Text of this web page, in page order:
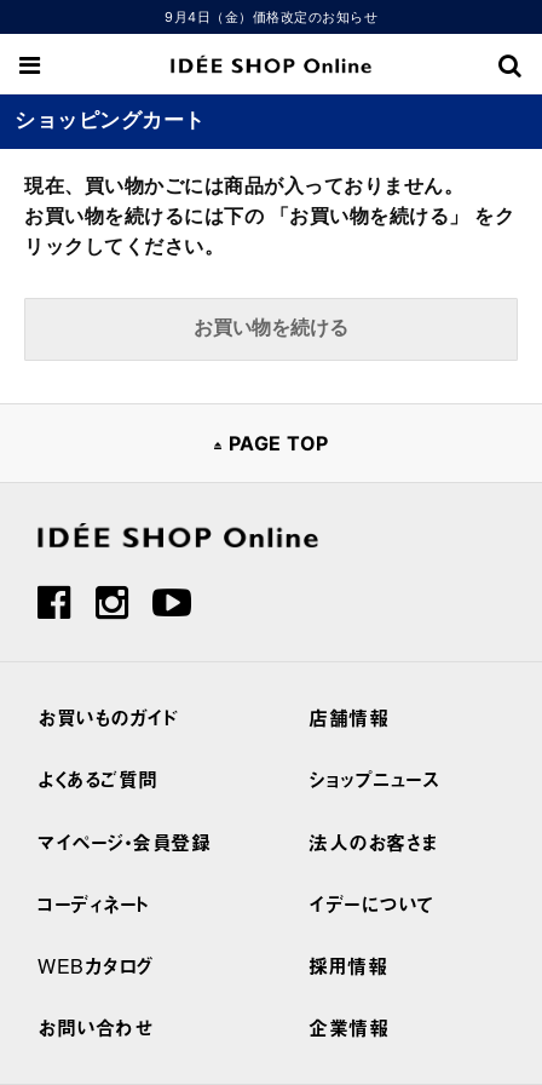
9月4日（金）価格改定のお知らせ
ショッピングカート
現在、買い物かごには商品が入っておりません。
お買い物を続けるには下の 「お買い物を続ける」 をク
リックしてください。
PAGE TOP
お買いものガイド
よくあるご質問
マイページ・会員登録
コーディネート
WEBカタログ
お問い合わせ
店舗情報
ショップニュース
法人のお客さま
イデーについて
採用情報
企業情報